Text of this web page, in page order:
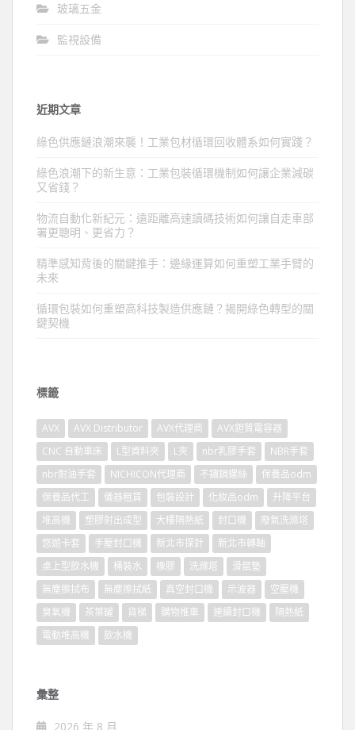
玻璃五金
監視設備
近期文章
綠色供應鏈浪潮來襲！工業包材循環回收體系如何實踐？
綠色浪潮下的新生意：工業包裝循環機制如何讓企業減碳
又省錢？
物流自動化新紀元：遠距離高速讀碼技術如何讓自走車部
署更聰明、更省力？
精準感知背後的關鍵推手：邊緣運算如何重塑工業手臂的
未來
循環包裝如何重塑高科技製造供應鏈？揭開綠色轉型的關
鍵契機
標籤
AVX AVX Distributor AVX代理商
AVX鉭質電容器
CNC 自動車床
L型資料夾 L夾 nbr乳膠手套
NBR手套
nbr耐油手套
NICHICON代理商 不鏽鋼螺絲
保養品odm
保養品代工
儀器租賃 包裝設計 化妝品odm
升降平台
堆高機
塑膠射出成型 大樓隔熱紙 封口機
廢氣洗滌塔
悠遊卡套
手壓封口機 新北市探針
新北市轉軸
桌上型飲水機
桶裝水 橡膠 洗滌塔
滑鼠墊
無塵擦拭布
無塵擦拭紙 真空封口機 示波器
空壓機
臭氧機
茶葉罐 貨梯 購物推車 連續封口機
隔熱紙
電動堆高機
飲水機
彙整
2026 年 8 月